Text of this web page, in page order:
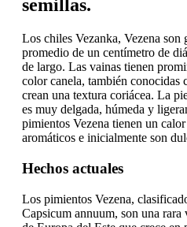
semillas.
Los chiles Vezanka, Vezena son
promedio de un centímetro de
de largo. Las vainas tienen
color canela, también conocidas
crean una textura coriácea. La
es muy delgada, húmeda y
pimientos Vezena tienen un
aromáticos e inicialmente son
Hechos actuales
Los pimientos Vezena,
Capsicum annuum, son una rara